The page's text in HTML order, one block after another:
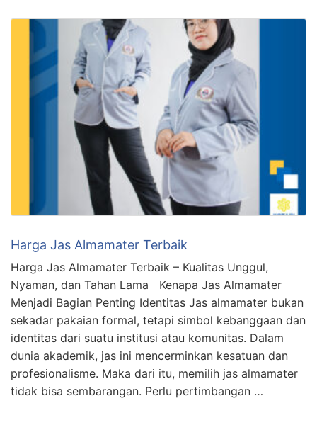
Harga Jas Almamater Terbaik
Harga Jas Almamater Terbaik – Kualitas Unggul,
Nyaman, dan Tahan Lama Kenapa Jas Almamater
Menjadi Bagian Penting Identitas Jas almamater bukan
sekadar pakaian formal, tetapi simbol kebanggaan dan
identitas dari suatu institusi atau komunitas. Dalam
dunia akademik, jas ini mencerminkan kesatuan dan
profesionalisme. Maka dari itu, memilih jas almamater
tidak bisa sembarangan. Perlu pertimbangan …